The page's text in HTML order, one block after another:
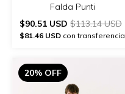
Falda Punti
$90.51 USD $113.14 USD
$81.46 USD con transferencia
20% OFF